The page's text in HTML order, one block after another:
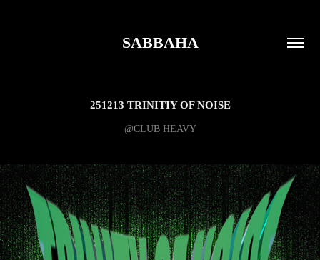
SABBAHA
251213 TRINITIY OF NOISE
@CLUB HEAVY